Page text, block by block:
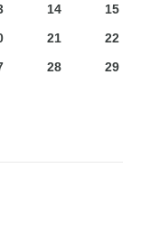
14
15
21
22
28
29